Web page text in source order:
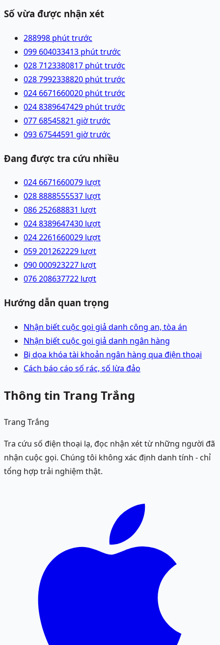
Số vừa được nhận xét
288998 phút trước
099 604033413 phút trước
028 7123380817 phút trước
028 7992338820 phút trước
024 6671660020 phút trước
024 8389647429 phút trước
077 68545821 giờ trước
093 67544591 giờ trước
Đang được tra cứu nhiều
024 6671660079 lượt
028 8888555537 lượt
086 252688831 lượt
024 8389647430 lượt
024 2261660029 lượt
059 201262229 lượt
090 000923227 lượt
076 208637722 lượt
Hướng dẫn quan trọng
Nhận biết cuộc gọi giả danh công an, tòa án
Nhận biết cuộc gọi giả danh ngân hàng
Bị dọa khóa tài khoản ngân hàng qua điện thoại
Cách báo cáo số rác, số lừa đảo
Thông tin Trang Trắng
Trang Trắng
Tra cứu số điện thoại lạ, đọc nhận xét từ những người đã
nhận cuộc gọi. Chúng tôi không xác định danh tính - chỉ
tổng hợp trải nghiệm thật.